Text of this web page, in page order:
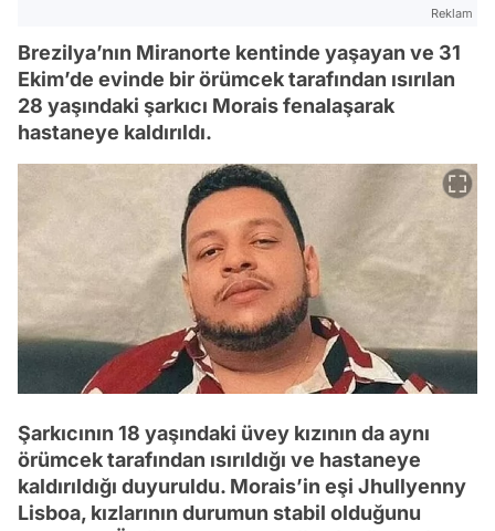
Reklam
Brezilya’nın Miranorte kentinde yaşayan ve 31
Ekim’de evinde bir örümcek tarafından ısırılan
28 yaşındaki şarkıcı Morais fenalaşarak
hastaneye kaldırıldı.
Şarkıcının 18 yaşındaki üvey kızının da aynı
örümcek tarafından ısırıldığı ve hastaneye
kaldırıldığı duyuruldu. Morais’in eşi Jhullyenny
Lisboa, kızlarının durumun stabil olduğunu